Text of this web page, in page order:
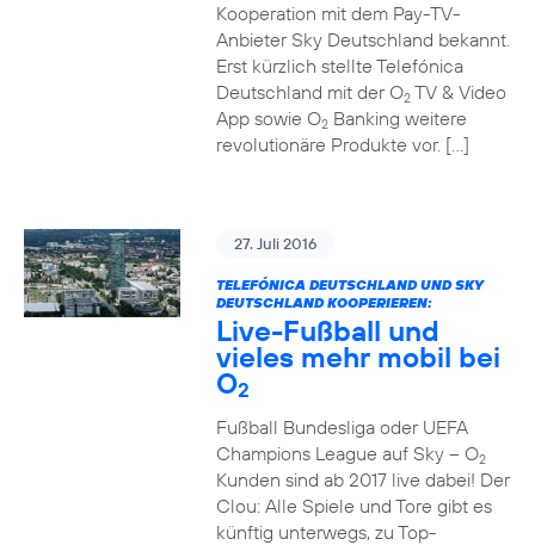
Kooperation mit dem Pay-TV-
Anbieter Sky Deutschland bekannt.
Erst kürzlich stellte Telefónica
Deutschland mit der O2TV & Video
App sowie O2Banking weitere
revolutionäre Produkte vor. […]
27. Juli 2016
TELEFÓNICA DEUTSCHLAND UND SKY
DEUTSCHLAND KOOPERIEREN:
Live-Fußball und
vieles mehr mobil bei
O2
Fußball Bundesliga oder UEFA
Champions League auf Sky – O2
Kunden sind ab 2017 live dabei! Der
Clou: Alle Spiele und Tore gibt es
künftig unterwegs, zu Top-